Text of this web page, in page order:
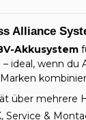
Alliance
Akkusystem
ideal, wenn du
über mehrere
Service &